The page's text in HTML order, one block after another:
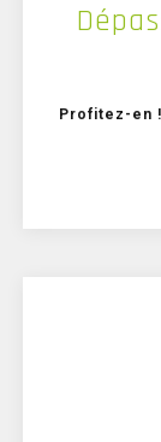
Profitez-en !